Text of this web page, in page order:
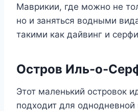
Маврикии, где можно не
но и заняться водными
такими как дайвинг и
Остров Иль-о-
Этот маленький островок
подходит для однодневной